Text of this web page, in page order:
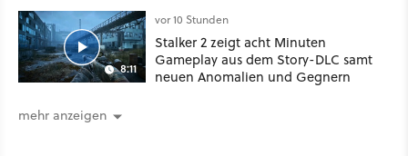
8:11
vor 10 Stunden
Stalker 2 zeigt acht Minuten
Gameplay aus dem Story-DLC samt
neuen Anomalien und Gegnern
mehr anzeigen